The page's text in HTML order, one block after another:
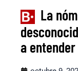
La
a entender